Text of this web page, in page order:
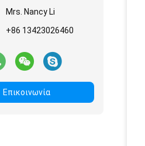
Mrs. Nancy Li
+86 13423026460
Επικοινωνία